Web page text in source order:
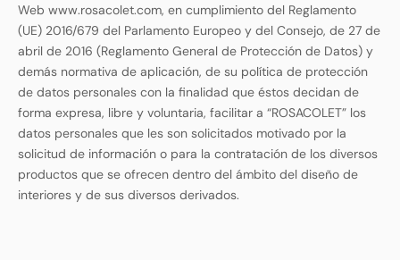
Web www.rosacolet.com, en cumplimiento del Reglamento
(UE) 2016/679 del Parlamento Europeo y del Consejo, de 27 de
abril de 2016 (Reglamento General de Protección de Datos) y
demás normativa de aplicación, de su política de protección
de datos personales con la finalidad que éstos decidan de
forma expresa, libre y voluntaria, facilitar a “ROSACOLET” los
datos personales que les son solicitados motivado por la
solicitud de información o para la contratación de los diversos
productos que se ofrecen dentro del ámbito del diseño de
interiores y de sus diversos derivados.